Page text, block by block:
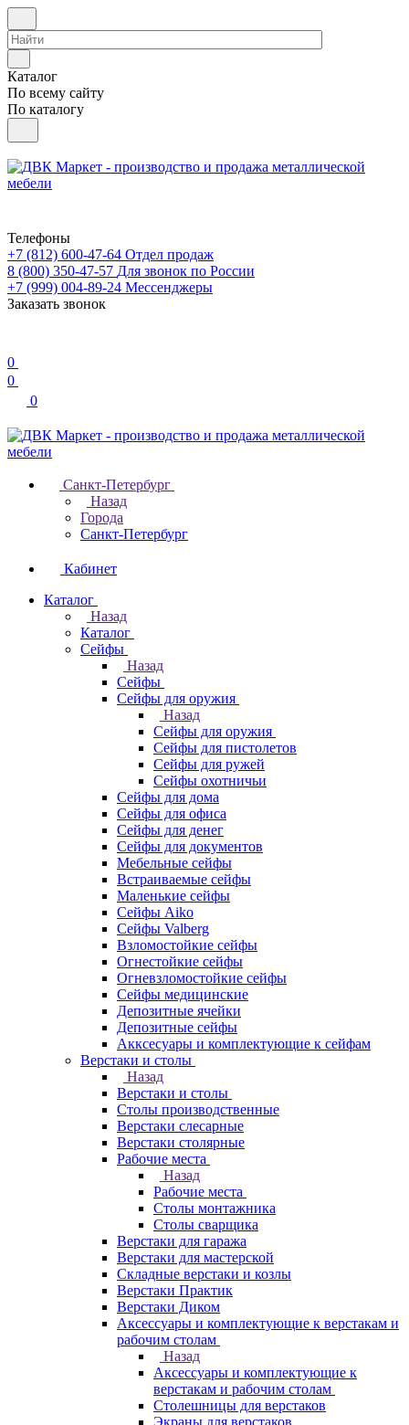
Каталог
По всему сайту
По каталогу
Телефоны
+7 (812) 600-47-64 Отдел продаж
8 (800) 350-47-57 Для звонок по России
+7 (999) 004-89-24 Мессенджеры
Заказать звонок
0
0
0
Санкт-Петербург
Назад
Города
Санкт-Петербург
Кабинет
Каталог
Назад
Каталог
Cейфы
Назад
Cейфы
Cейфы для оружия
Назад
Cейфы для оружия
Сейфы для пистолетов
Сейфы для ружей
Сейфы охотничьи
Cейфы для дома
Cейфы для офиса
Сейфы для денег
Сейфы для документов
Мебельные сейфы
Встраиваемые сейфы
Маленькие сейфы
Сейфы Aiko
Сейфы Valberg
Взломостойкие сейфы
Огнестойкие сейфы
Огневзломостойкие сейфы
Сейфы медицинские
Депозитные ячейки
Депозитные сейфы
Акксесуары и комплектующие к сейфам
Верстаки и столы
Назад
Верстаки и столы
Столы производственные
Верстаки слесарные
Верстаки столярные
Рабочие места
Назад
Рабочие места
Столы монтажника
Столы сварщика
Верстаки для гаража
Верстаки для мастерской
Складные верстаки и козлы
Верстаки Практик
Верстаки Диком
Аксессуары и комплектующие к верстакам и
рабочим столам
Назад
Аксессуары и комплектующие к
верстакам и рабочим столам
Столешницы для верстаков
Экраны для верстаков